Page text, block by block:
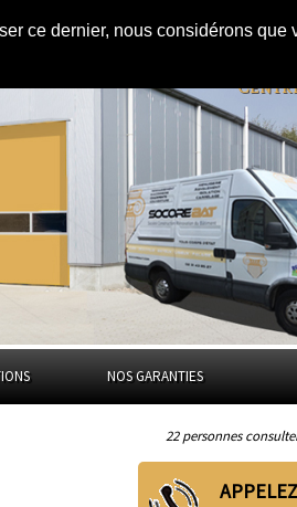
ce dernier, nous considérons que
NOS GARANTIES
22 personnes